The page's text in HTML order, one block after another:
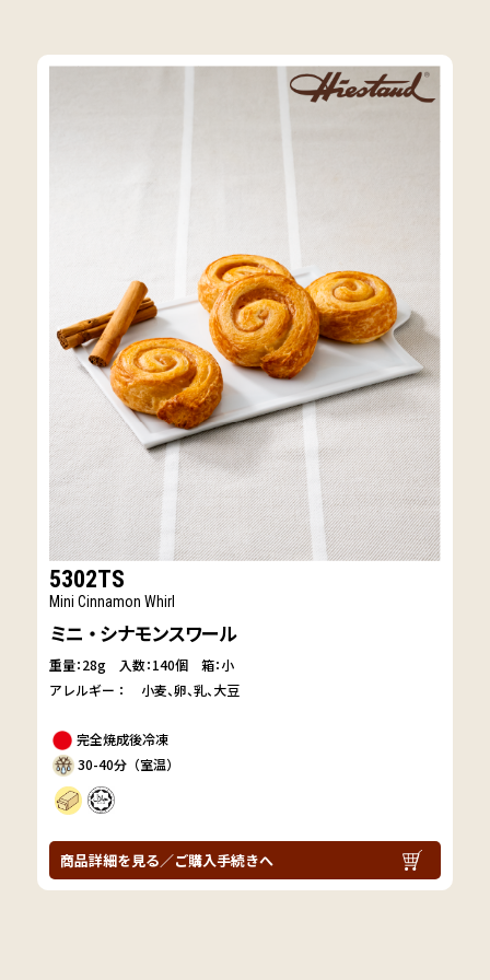
5302TS
Mini Cinnamon Whirl
ミニ・シナモンスワール
重量：28g
入数：140個 箱：小
アレルギー：
小麦 卵 乳 大豆
完全焼成後冷凍
30-40分（室温）
商品詳細を見る／ご購入手続きへ